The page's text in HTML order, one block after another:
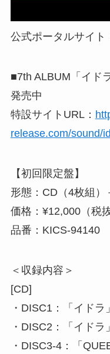
公式ポータルサイト
■7th ALBUM「イドラ
発売中
特設サイトURL：
release.com/sound/
【初回限定盤】
形態：CD（4枚組）
価格：¥12,000（税
品番：KICS-94140
＜収録内容＞
[CD]
・DISC1：「イドラ」
・DISC2：「イドラ
・DISC3-4：「